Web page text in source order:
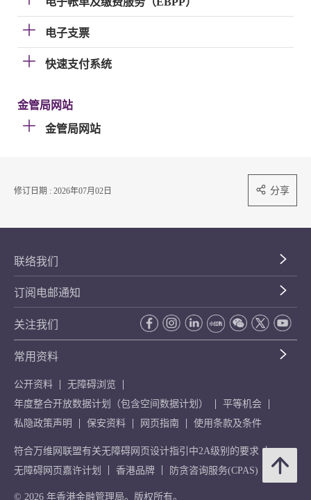
电子支票
快速支付系统
金管局网站
金管局网站
修订日期 : 2026年07月02日 分享
联络我们
订阅电邮通知
关注我们
常用资料
公开资料
无障碍浏览
年度整合开放数据计划（包含空间数据计划）
平等机会
私隐政策声明
保安资料 网页指南 使用条款及条件
符合万维网联盟有关无障碍网页设计指引中2A级别的要求
无障碍网页嘉许计划
香港品牌 防贪咨询服务(CPAS)
© 2026 年香港金融管理局。版权所有。